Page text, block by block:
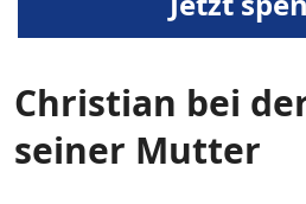
Christian bei
seiner Mutter